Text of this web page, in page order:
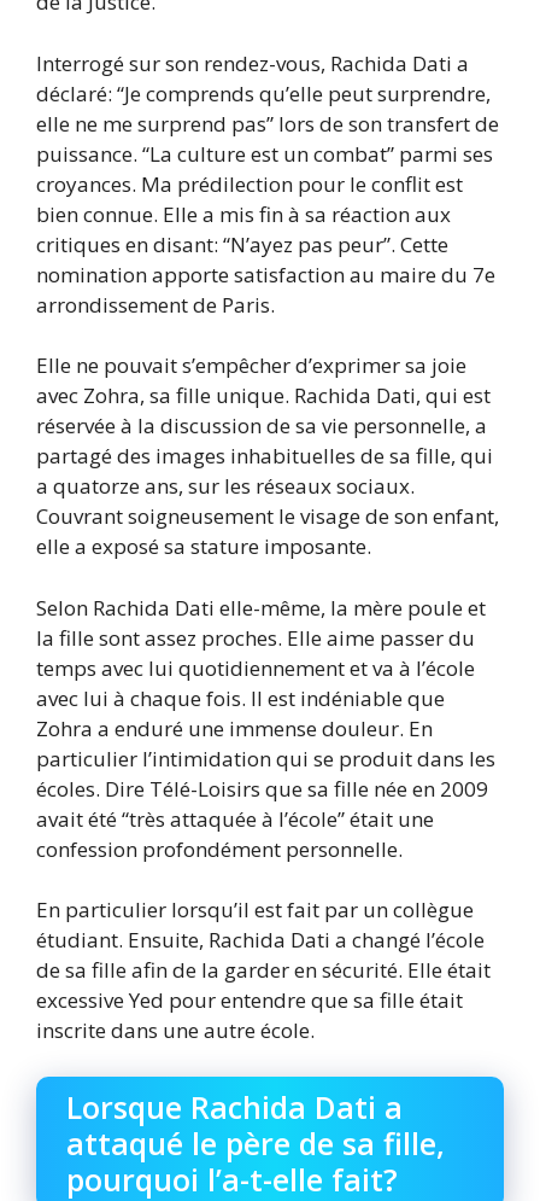
Interrogé sur son rendez-vous, Rachida Dati a
déclaré: “Je comprends qu’elle peut surprendre,
elle ne me surprend pas” lors de son transfert de
puissance. “La culture est un combat” parmi ses
croyances. Ma prédilection pour le conflit est
bien connue. Elle a mis fin à sa réaction aux
critiques en disant: “N’ayez pas peur”. Cette
nomination apporte satisfaction au maire du 7e
arrondissement de Paris.
Elle ne pouvait s’empêcher d’exprimer sa joie
avec Zohra, sa fille unique. Rachida Dati, qui est
réservée à la discussion de sa vie personnelle, a
partagé des images inhabituelles de sa fille, qui
a quatorze ans, sur les réseaux sociaux.
Couvrant soigneusement le visage de son enfant,
elle a exposé sa stature imposante.
Selon Rachida Dati elle-même, la mère poule et
la fille sont assez proches. Elle aime passer du
temps avec lui quotidiennement et va à l’école
avec lui à chaque fois. Il est indéniable que
Zohra a enduré une immense douleur. En
particulier l’intimidation qui se produit dans les
écoles. Dire Télé-Loisirs que sa fille née en 2009
avait été “très attaquée à l’école” était une
confession profondément personnelle.
En particulier lorsqu’il est fait par un collègue
étudiant. Ensuite, Rachida Dati a changé l’école
de sa fille afin de la garder en sécurité. Elle était
excessive Yed pour entendre que sa fille était
inscrite dans une autre école.
Lorsque Rachida Dati a
attaqué le père de sa fille,
pourquoi l’a-t-elle fait?